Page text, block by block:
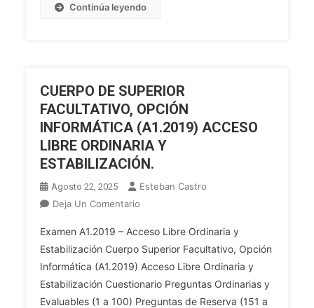
Continúa leyendo
CUERPO DE SUPERIOR
FACULTATIVO, OPCIÓN
INFORMÁTICA (A1.2019) ACCESO
LIBRE ORDINARIA Y
ESTABILIZACIÓN.
Agosto 22, 2025
Esteban Castro
Deja Un Comentario
DE
SUPERIOR
FACULTATIVO,
OPCIÓN
INFORMÁTICA
Examen A1.2019 – Acceso Libre Ordinaria y
Estabilización Cuerpo Superior Facultativo, Opción
Informática (A1.2019) Acceso Libre Ordinaria y
Estabilización Cuestionario Preguntas Ordinarias y
Evaluables (1 a 100) Preguntas de Reserva (151 a